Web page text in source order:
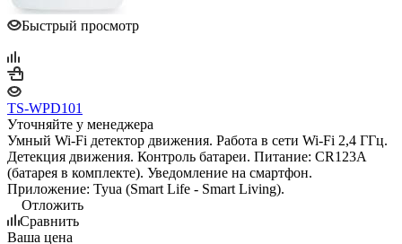
Быстрый просмотр
TS-WPD101
Уточняйте у менеджера
Умный Wi-Fi детектор движения. Работа в сети Wi-Fi 2,4 ГГц.
Детекция движения. Контроль батареи. Питание: CR123A
(батарея в комплекте). Уведомление на смартфон.
Приложение: Tyua (Smart Life - Smart Living).
Отложить
Сравнить
Ваша цена